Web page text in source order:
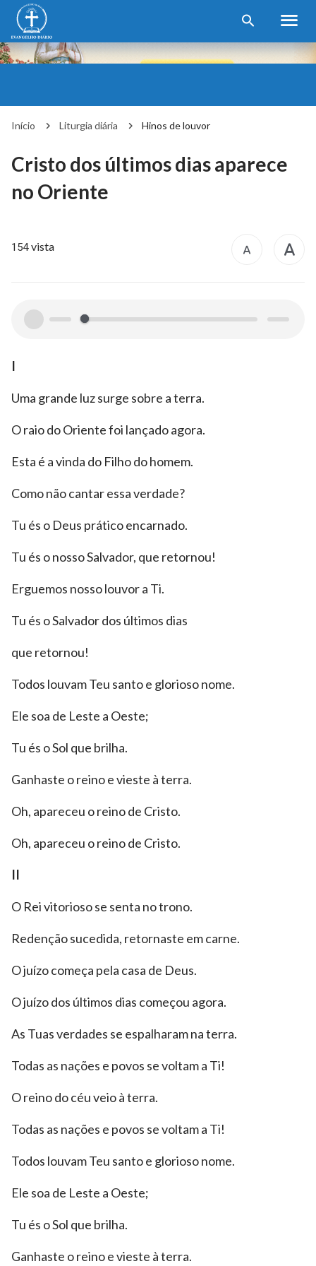
Início Liturgia diária Hinos de louvor
Cristo dos últimos dias aparece
no Oriente
154 vista
00:00 00:00
I
Uma grande luz surge sobre a terra.
O raio do Oriente foi lançado agora.
Esta é a vinda do Filho do homem.
Como não cantar essa verdade?
Tu és o Deus prático encarnado.
Tu és o nosso Salvador, que retornou!
Erguemos nosso louvor a Ti.
Tu és o Salvador dos últimos dias
que retornou!
Todos louvam Teu santo e glorioso nome.
Ele soa de Leste a Oeste;
Tu és o Sol que brilha.
Ganhaste o reino e vieste à terra.
Oh, apareceu o reino de Cristo.
Oh, apareceu o reino de Cristo.
II
O Rei vitorioso se senta no trono.
Redenção sucedida, retornaste em carne.
O juízo começa pela casa de Deus.
O juízo dos últimos dias começou agora.
As Tuas verdades se espalharam na terra.
Todas as nações e povos se voltam a Ti!
O reino do céu veio à terra.
Todas as nações e povos se voltam a Ti!
Todos louvam Teu santo e glorioso nome.
Ele soa de Leste a Oeste;
Tu és o Sol que brilha.
Ganhaste o reino e vieste à terra.